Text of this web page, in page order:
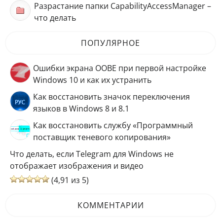
Разрастание папки CapabilityAccessManager –
что делать
ПОПУЛЯРНОЕ
Ошибки экрана OOBE при первой настройке
Windows 10 и как их устранить
Как восстановить значок переключения
языков в Windows 8 и 8.1
Как восстановить службу «Программный
поставщик теневого копирования»
Что делать, если Telegram для Windows не
отображает изображения и видео
(4,91 из 5)
КОММЕНТАРИИ